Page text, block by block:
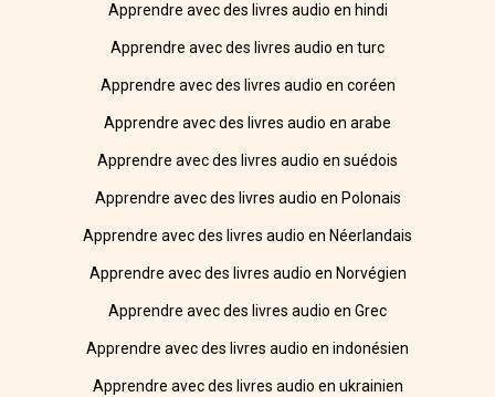
Apprendre avec des livres audio en hindi
Apprendre avec des livres audio en turc
Apprendre avec des livres audio en coréen
Apprendre avec des livres audio en arabe
Apprendre avec des livres audio en suédois
Apprendre avec des livres audio en Polonais
Apprendre avec des livres audio en Néerlandais
Apprendre avec des livres audio en Norvégien
Apprendre avec des livres audio en Grec
Apprendre avec des livres audio en indonésien
Apprendre avec des livres audio en ukrainien